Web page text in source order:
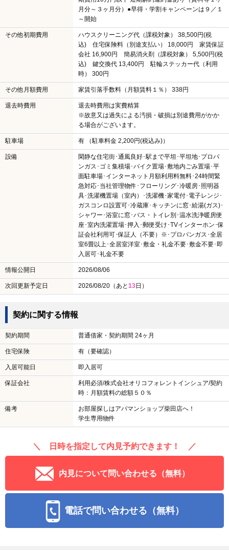
月分～３ヶ月分）●早得・学割キャンペーンは９／１
～開始
その他初期費用
ハウスクリーニング代（課税対象） 38,500円(税
込) 住宅保険料（別途支払い） 18,000円 家賃保証
会社 16,900円 簡易消火剤（課税対象） 5,500円(税
込) 鍵交換代 13,400円 駐輪ステッカー代（利用
時） 300円
その他月額費用 家賃引落手数料（月額賃料１％） 338円
退去時費用
退去時費用は実費精算
※故意又は過失による汚損・破損は別途費用がかか
る場合がございます。
駐車場 有 （駐車料金 2,200円(税込み)）
設備
閑静な住宅街･通風良好･駅まで平坦･平坦地･プロパ
ンガス･ゴミ集積場･バイク置場･敷地内ごみ置場･平
面駐車場･インターネット月額利用料無料･24時間緊
急対応･当社管理物件･フローリング･冷暖房･照明器
具･洗濯機置場（室内）･洗濯機･家電付･電子レンジ･
ガスコンロ設置可･冷蔵庫･キッチンに窓･給湯(ガス)･
シャワー･浴室に窓･バス・トイレ別･温水洗浄暖房便
座･室内洗濯置場･押入･郵便受け･TVインターホン･保
証会社利用可･保証人（不要）※･プロパンガス･全居
室6畳以上･全居室洋室･敷金・礼金不要･敷金不要･即
入居可･礼金不要
情報公開日 2026/08/06
次回更新予定日 2026/08/20（あと13日）
契約に関する情報
契約期間 普通借家・契約期間 24ヶ月
住宅保険 有（要確認）
入居可能日 即入居可
保証会社
利用必須/株式会社オリコフォレントインシュア/契約
時：月額賃料の総額５０％
備考
お部屋探しはアパマンショップ柴田店へ！
学生専用物件
＼ 日時を指定して内見予約できます！ ／
内見について問い合わせる（無料）
電話で問い合わせる（無料）